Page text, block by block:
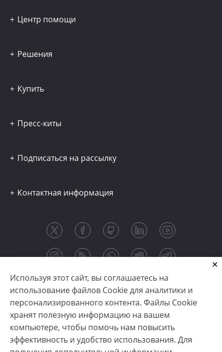
Используя этот сайт, вы соглашаетесь на
использование файлов Cookie для аналитики и
персонализированного контента. Файлы Cookie
хранят полезную информацию на вашем
компьютере, чтобы помочь нам повысить
эффективность и удобство использования. Для
Центр помощи
Решения
Купить
Пресс-киты
Подписаться на рассылку
Контактная информация